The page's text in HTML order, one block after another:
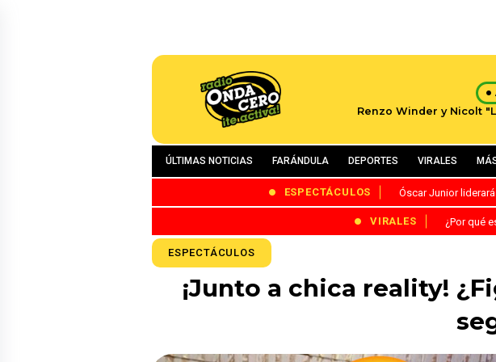
Renzo Winder y Nicolt
ÚLTIMAS NOTICIAS FARÁNDULA DEPORTES VIRALES
ESPECTÁCULOS Óscar Junior
VIRALES ¿Por qué
ESPECTÁCULOS
¡Junto a chica reality!